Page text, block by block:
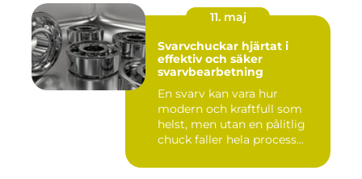
11. maj
Svarvchuckar hjärtat i
effektiv och säker
svarvbearbetning
En svarv kan vara hur
modern och kraftfull som
helst, men utan en pålitlig
chuck faller hela process...